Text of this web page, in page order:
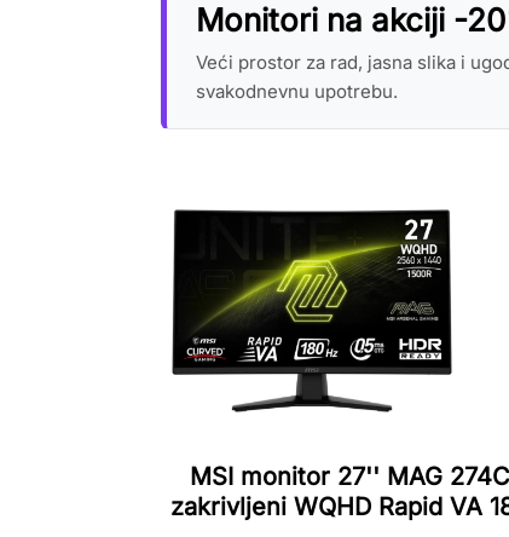
Monitori na akciji -
Veći prostor za rad, jasna slika i
svakodnevnu upotrebu.
MSI monitor 27'' MAG
zakrivljeni WQHD Rapid VA